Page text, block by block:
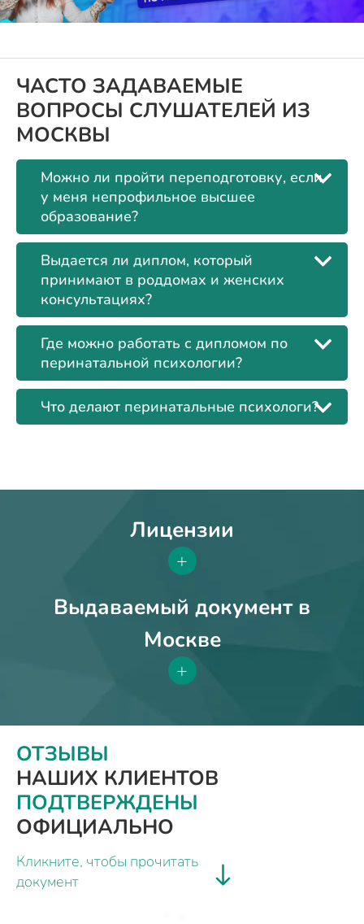
ЧАСТО ЗАДАВАЕМЫЕ
ВОПРОСЫ СЛУШАТЕЛЕЙ ИЗ
МОСКВЫ
Можно ли пройти переподготовку, если
у меня непрофильное высшее
образование?
Выдается ли диплом, который
принимают в роддомах и женских
консультациях?
Где можно работать с дипломом по
перинатальной психологии?
Что делают перинатальные психологи?
Лицензии
+
Выдаваемый документ в
Москве
+
ОТЗЫВЫ
НАШИХ КЛИЕНТОВ
ПОДТВЕРЖДЕНЫ
ОФИЦИАЛЬНО
Кликните, чтобы прочитать
документ